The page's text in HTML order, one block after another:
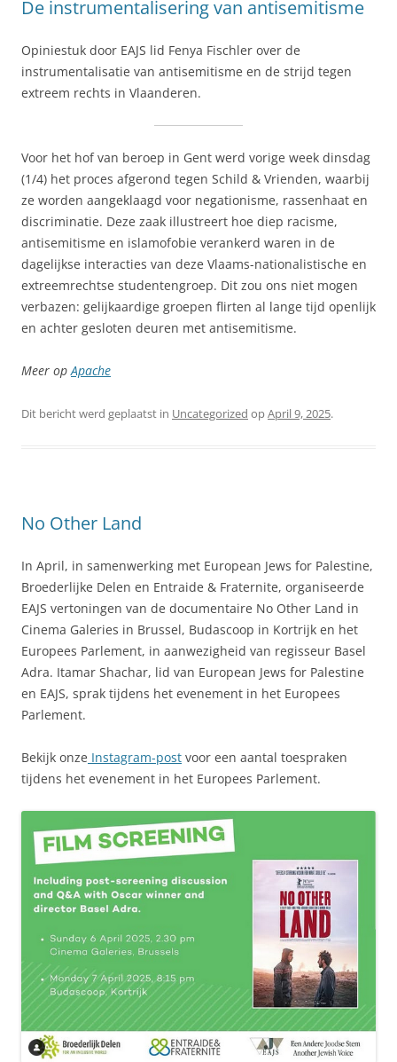
De instrumentalisering van antisemitisme
Opiniestuk door EAJS lid Fenya Fischler over de
instrumentalisatie van antisemitisme en de strijd tegen
extreem rechts in Vlaanderen.
Voor het hof van beroep in Gent werd vorige week dinsdag
(1/4) het proces afgerond tegen Schild & Vrienden, waarbij
ze worden aangeklaagd voor negationisme, rassenhaat en
discriminatie. Deze zaak illustreert hoe diep racisme,
antisemitisme en islamofobie verankerd waren in de
dagelijkse interacties van deze Vlaams-nationalistische en
extreemrechtse studentengroep. Dit zou ons niet mogen
verbazen: gelijkaardige groepen flirten al lange tijd openlijk
en achter gesloten deuren met antisemitisme.
Meer opApache
Dit bericht werd geplaatst in Uncategorized opApril 9, 2025.
No Other Land
In April, in samenwerking met European Jews for Palestine,
Broederlijke Delen en Entraide & Fraternite, organiseerde
EAJS vertoningen van de documentaire No Other Land in
Cinema Galeries in Brussel, Budascoop in Kortrijk en het
Europees Parlement, in aanwezigheid van regisseur Basel
Adra. Itamar Shachar, lid van European Jews for Palestine
en EAJS, sprak tijdens het evenement in het Europees
Parlement.
Bekijk onze Instagram-post voor een aantal toespraken
tijdens het evenement in het Europees Parlement.